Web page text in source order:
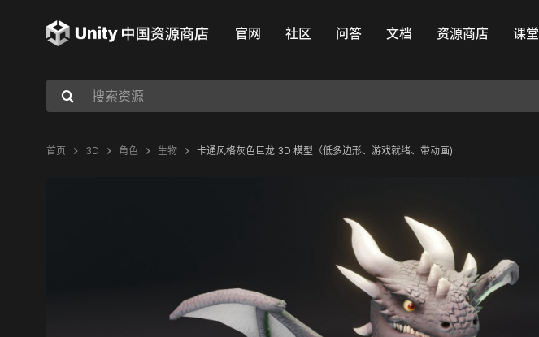
官网 社区 问答 文档 资源商店 课堂
首页 3D 角色 生物 卡通风格灰色巨龙 3D 模型（低多边形、游戏就绪、带动画)